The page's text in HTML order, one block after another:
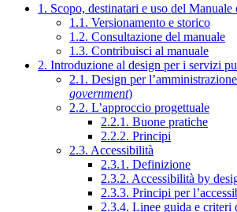
1. Scopo, destinatari e uso del
1.1. Versionamento e storico
1.2. Consultazione del manuale
1.3. Contribuisci al manuale
2. Introduzione al design per i servizi
2.1. Design per
government)
2.2. L’approccio progettuale
2.2.1. Buone pratiche
2.2.2. Principi
2.3. Accessibilità
2.3.1. Definizione
2.3.2. Accessibilità by
2.3.3. Principi per
2.3.4. Linee guida e criteri